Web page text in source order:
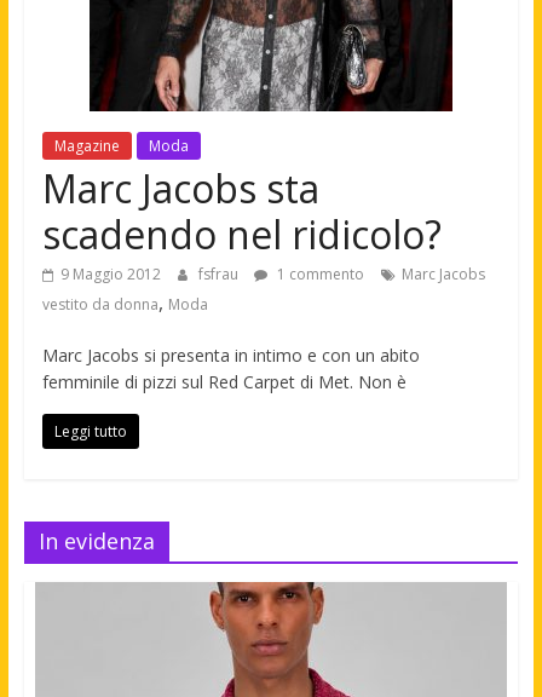
Magazine Moda
Marc Jacobs sta
scadendo nel ridicolo?
9 Maggio 2012 fsfrau 1 commento
Marc Jacobs
vestito da donna, Moda
Marc Jacobs si presenta in intimo e con un abito
femminile di pizzi sul Red Carpet di Met. Non è
Leggi tutto
In evidenza